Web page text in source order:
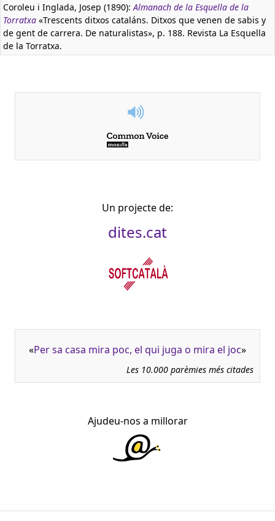
Coroleu i Inglada, Josep (1890):Almanach de la Esquella de la
Torratxa «Trescents ditxos cataláns. Ditxos que venen de sabis y
de gent de carrera. De naturalistas», p. 188. Revista La Esquella
de la Torratxa.
Un projecte de:
dites.cat
«Per sa casa mira poc, el qui juga o mira el joc»
Les 10.000 parèmies més citades
Ajudeu-nos a millorar